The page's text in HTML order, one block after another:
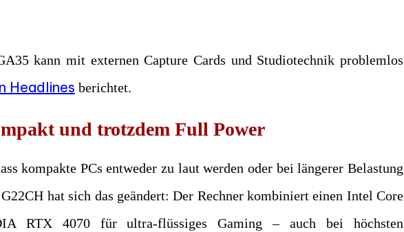
kann mit externen Capture Cards und Studiotechnik problemlos
Headlines berichtet.
und trotzdem Full Power
kompakte PCs entweder zu laut werden oder bei längerer Belastung
hat sich das geändert: Der Rechner kombiniert einen Intel Core
RTX 4070 für ultra-flüssiges Gaming – auch bei höchsten